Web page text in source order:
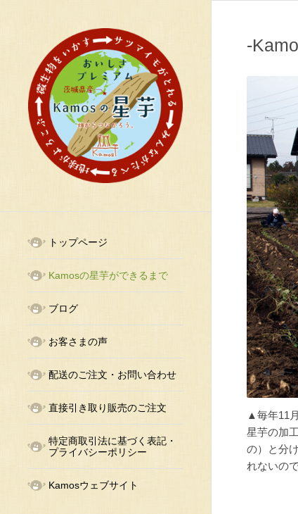
トップページ
Kamosの星芋ができるまで
ブログ
お客さまの声
配送のご注文・お問い合わせ
直接引き取り販売のご注文
特定商取引法に基づく表記・
プライバシーポリシー
Kamosウェブサイト
-
▲毎年11
星芋の加
の）と分
れないの